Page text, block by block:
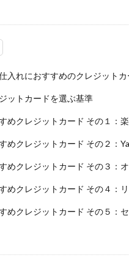
入れにおすすめのクレジット
ットカードを選ぶ基準
めクレジットカード その１：
めクレジットカード その２：
めクレジットカード その３：
めクレジットカード その４：
めクレジットカード その５：